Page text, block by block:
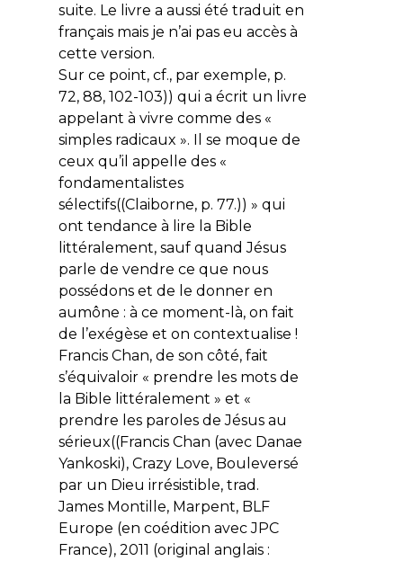
suite. Le livre a aussi été traduit en
français mais je n’ai pas eu accès à
cette version.
Sur ce point, cf., par exemple, p.
72, 88, 102-103)) qui a écrit un livre
appelant à vivre comme des «
simples radicaux ». Il se moque de
ceux qu’il appelle des «
fondamentalistes
sélectifs((Claiborne, p. 77.)) » qui
ont tendance à lire la Bible
littéralement, sauf quand Jésus
parle de vendre ce que nous
possédons et de le donner en
aumône : à ce moment-là, on fait
de l’exégèse et on contextualise !
Francis Chan, de son côté, fait
s’équivaloir « prendre les mots de
la Bible littéralement » et «
prendre les paroles de Jésus au
sérieux((Francis Chan (avec Danae
Yankoski), Crazy Love, Bouleversé
par un Dieu irrésistible, trad.
James Montille, Marpent, BLF
Europe (en coédition avec JPC
France), 2011 (original anglais :